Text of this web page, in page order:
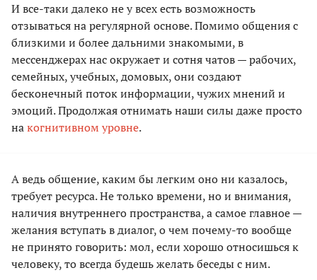
И все-таки далеко не у всех есть возможность
отзываться на регулярной основе. Помимо общения с
близкими и более дальними знакомыми, в
мессенджерах нас окружает и сотня чатов — рабочих,
семейных, учебных, домовых, они создают
бесконечный поток информации, чужих мнений и
эмоций. Продолжая отнимать наши силы даже просто
накогнитивном уровне.
А ведь общение, каким бы легким оно ни казалось,
требует ресурса. Не только времени, но и внимания,
наличия внутреннего пространства, а самое главное —
желания вступать в диалог, о чем почему-то вообще
не принято говорить: мол, если хорошо относишься к
человеку, то всегда будешь желать беседы с ним.